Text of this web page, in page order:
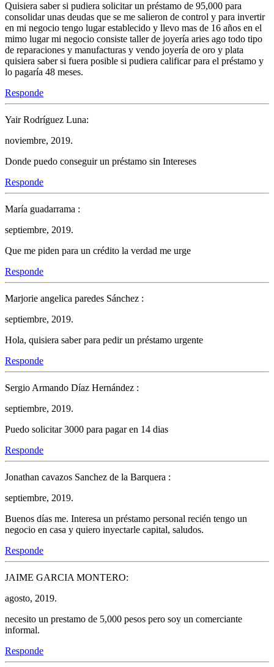
Quisiera saber si pudiera solicitar un préstamo de 95,000 para
consolidar unas deudas que se me salieron de control y para invertir
en mi negocio tengo lugar establecido y llevo mas de 16 años en el
mimo lugar mi negocio consiste taller de joyería aries ago todo tipo
de reparaciones y manufacturas y vendo joyería de oro y plata
quisiera saber si fuera posible si pudiera calificar para el préstamo y
lo pagaría 48 meses.
Responde
Yair Rodríguez Luna:
noviembre, 2019.
Donde puedo conseguir un préstamo sin Intereses
Responde
María guadarrama :
septiembre, 2019.
Que me piden para un crédito la verdad me urge
Responde
Marjorie angelica paredes Sánchez :
septiembre, 2019.
Hola, quisiera saber para pedir un préstamo urgente
Responde
Sergio Armando Díaz Hernández :
septiembre, 2019.
Puedo solicitar 3000 para pagar en 14 dias
Responde
Jonathan cavazos Sanchez de la Barquera :
septiembre, 2019.
Buenos días me. Interesa un préstamo personal recién tengo un
negocio en casa y quiero inyectarle capital, saludos.
Responde
JAIME GARCIA MONTERO:
agosto, 2019.
necesito un prestamo de 5,000 pesos pero soy un comerciante
informal.
Responde